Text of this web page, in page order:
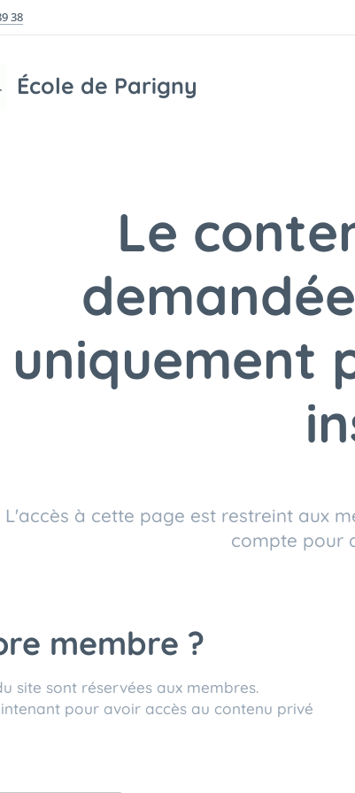
38
École de Parigny
Le
uniquement
L'accès à cette page est restreint aux
compte pour
membre ?
site sont réservées aux membres.
pour avoir accès au contenu privé